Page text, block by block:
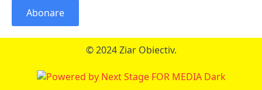
Abonare
© 2024 Ziar Obiectiv.